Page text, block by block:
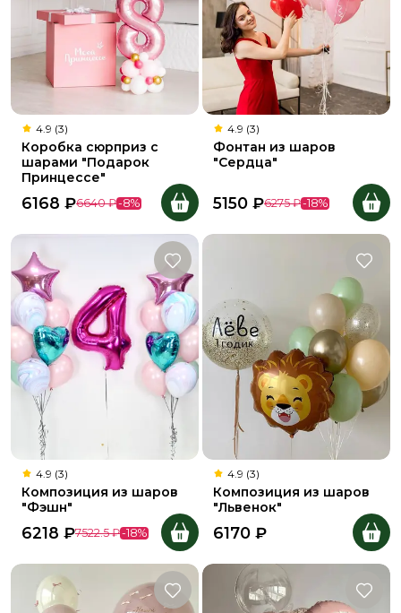
4.9 (3)
Коробка сюрприз с
шарами "Подарок
Принцессе"
6168 ₽6640 ₽-8%
4.9 (3)
Фонтан из шаров
"Сердца"
5150 ₽6275 ₽-18%
4.9 (3)
Композиция из шаров
"Фэшн"
6218 ₽7522.5 ₽-18%
4.9 (3)
Композиция из шаров
"Львенок"
6170 ₽